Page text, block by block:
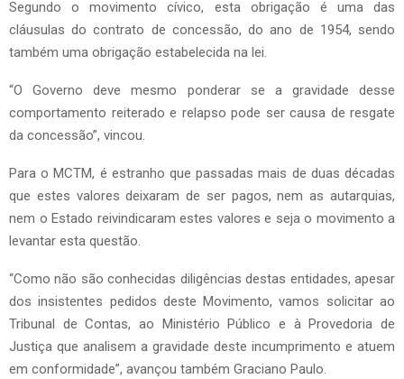
Segundo o movimento cívico, esta obrigação é uma das
cláusulas do contrato de concessão, do ano de 1954, sendo
também uma obrigação estabelecida na lei.
“O Governo deve mesmo ponderar se a gravidade desse
comportamento reiterado e relapso pode ser causa de resgate
da concessão”, vincou.
Para o MCTM, é estranho que passadas mais de duas décadas
que estes valores deixaram de ser pagos, nem as autarquias,
nem o Estado reivindicaram estes valores e seja o movimento a
levantar esta questão.
“Como não são conhecidas diligências destas entidades, apesar
dos insistentes pedidos deste Movimento, vamos solicitar ao
Tribunal de Contas, ao Ministério Público e à Provedoria de
Justiça que analisem a gravidade deste incumprimento e atuem
em conformidade”, avançou também Graciano Paulo.